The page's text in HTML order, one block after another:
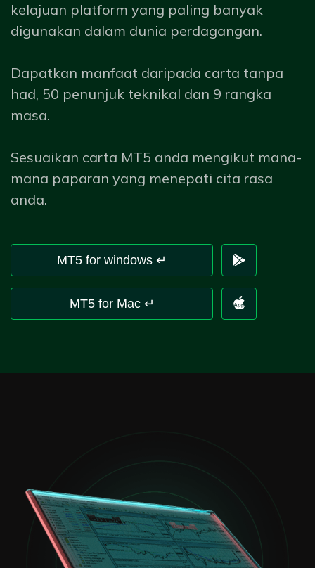
kelajuan platform yang paling banyak
digunakan dalam dunia perdagangan.
Dapatkan manfaat daripada carta tanpa
had, 50 penunjuk teknikal dan 9 rangka
masa.
Sesuaikan carta MT5 anda mengikut mana-
mana paparan yang menepati cita rasa
anda.
MT5 for windows ↵
MT5 for Mac ↵